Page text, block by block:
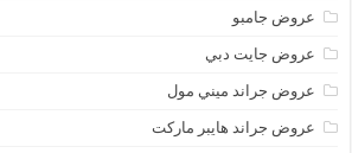
عروض جامبو
عروض جايت دبي
عروض جراند ميني مول
عروض جراند هايبر ماركت